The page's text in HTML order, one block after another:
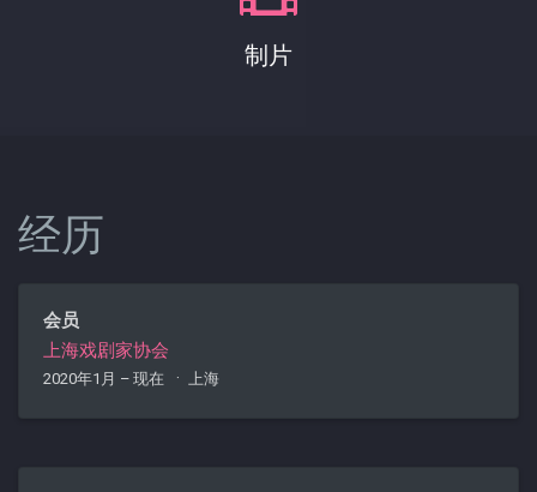
制片
经历
会员
上海戏剧家协会
2020年1月 – 现在 上海